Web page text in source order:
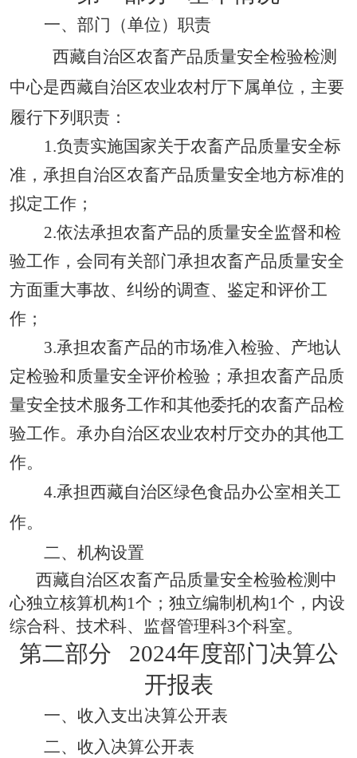
一、 部门 （单位）职责
西藏自治区农畜产品质量安全检验检测
中心是西藏自治区农业农村厅下属单位，主要
履行下列职责：
1.负责实施国家关于农畜产品质量安全标
准，承担自治区农畜产品质量安全地方标准的
拟定工作；
2.依法承担农畜产品的质量安全监督和检
验工作，会同有关部门承担农畜产品质量安全
方面重大事故、纠纷的调查、鉴定和评价工
作；
3.承担农畜产品的市场准入检验、产地认
定检验和质量安全评价检验；承担农畜产品质
量安全技术服务工作和其他委托的农畜产品检
验工作。承办自治区农业农村厅交办的其他工
作。
4.承担西藏自治区绿色食品办公室相关工
作。
二、机构设置
西藏自治区农畜产品质量安全检验检测中
心独立核算机构1个；独立编制机构1个，内设
综合科、技术科、监督管理科3个科室。
第二部分 2024年度部门决算公
开报表
一、收入支出决算公开表
二、收入决算公开表